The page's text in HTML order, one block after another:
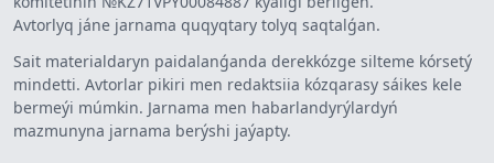
Avtorlyq jáne jarnama quqyqtary tolyq saqtalǵan.
Sait materialdaryn paidalanǵanda derekkózge silteme kórsetý
mindetti. Avtorlar pikiri men redaktsiia kózqarasy sáikes kele
bermeýi múmkin. Jarnama men habarlandyrýlardyń
mazmunyna jarnama berýshi jaýapty.